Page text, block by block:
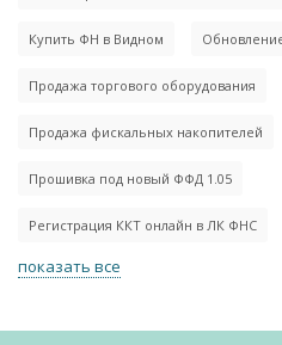
Купить ФН в Видном
Продажа торгового оборудования
Продажа фискальных накопителей
Прошивка под новый ФФД 1.05
Регистрация ККТ онлайн в ЛК ФНС
показать все